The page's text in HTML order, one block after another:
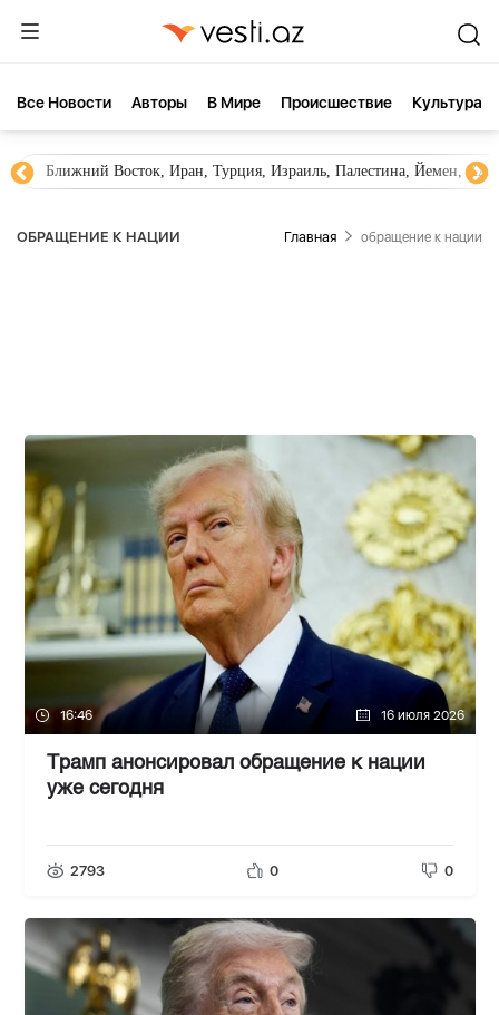
Все Новости Aвторы В Мире Происшествие Культура
Ближний Восток, Иран, Турция, Израиль, Палестина, Йемен,
ОБРАЩЕНИЕ К НАЦИИ Главная обращение к нации
16:46 16 июля 2026
Трамп анонсировал обращение к нации
уже сегодня
2793 0 0